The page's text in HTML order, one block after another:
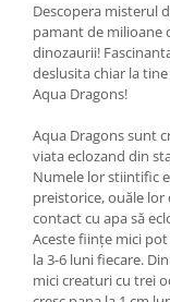
Descopera misterul
pamant de milioane
dinozaurii!
deslusita chiar la
Aqua Dragons!
Aqua Dragons sunt
viata eclozand din
Numele lor stiintific
preistorice, ouăle
contact cu apa să
Aceste ființe mici
la 3-6 luni fiecare.
mici creaturi cu trei